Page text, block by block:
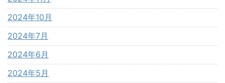
2024年10月
2024年7月
2024年6月
2024年5月